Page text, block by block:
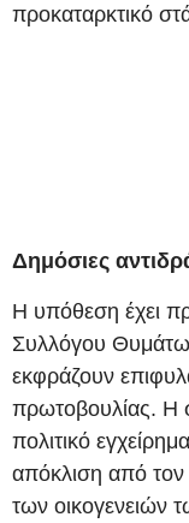
προκαταρκτικό
Δημόσιες
Η υπόθεση έχει
Συλλόγου
εκφράζουν
πρωτοβουλίας. Η
πολιτικό
απόκλιση από
των οικογενειών